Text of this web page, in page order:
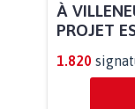
À
PROJET
1.820